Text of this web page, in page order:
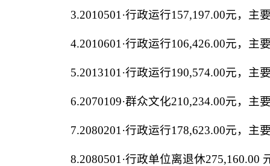
3.2010501 ·行政运行157,197.00元，主
4.2010601 ·行政运行106,426.00元，主
5.2013101 ·行政运行190,574.00元，主
6.2070109·群众文化210,234.00元，主
7.2080201 ·行政运行178,623.00元，主
8.2080501 ·行政单位离退休275,160.00